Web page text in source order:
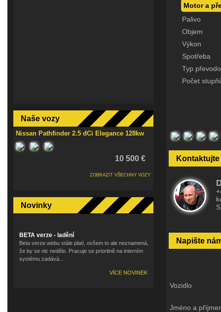
Naše vozy
Nissan Pathfinder 2.5 dCi Elegance 128kw
10 500 €
ZOBRAZIT VŠECHNY VOZY
Novinky
BETA verze - ladění
Beta verze webu stále platí, ovšem to ale neznamená,
že by se nic nedělo. Pracuje se prioritně na interním
systému zadává...
VÍCE NOVINEK
Motor a
Palivo
Objem
Výkon
Spotřeba
Typ
Počet
Napište
Vozidlo
Jméno a